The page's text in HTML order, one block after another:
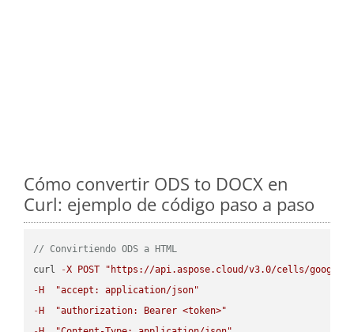
Cómo convertir ODS to DOCX en
Curl: ejemplo de código paso a paso
// Convirtiendo ODS a HTML
curl
-X POST
"https://api.aspose.cloud/v3.0/cells/
- H
"accept: application/json"
- H
"authorization: Bearer <token>"